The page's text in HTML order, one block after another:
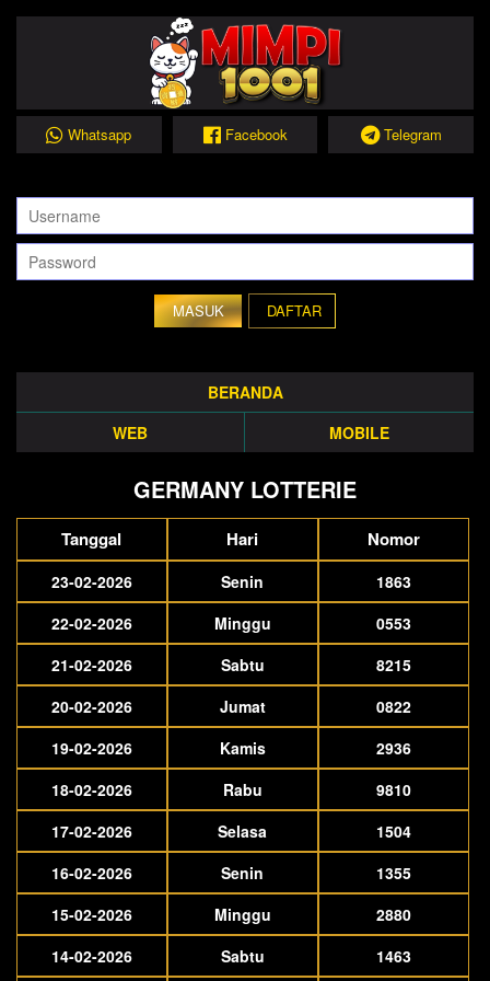
Whatsapp Facebook Telegram
DAFTAR
BERANDA
WEB
MOBILE
GERMANY LOTTERIE
Tanggal Hari Nomor
23-02-2026 Senin
1863
22-02-2026
Minggu
0553
21-02-2026
Sabtu
8215
20-02-2026
Jumat
0822
19-02-2026
Kamis
2936
18-02-2026
Rabu
9810
17-02-2026
Selasa
1504
16-02-2026
Senin
1355
15-02-2026
Minggu
2880
14-02-2026
Sabtu 1463